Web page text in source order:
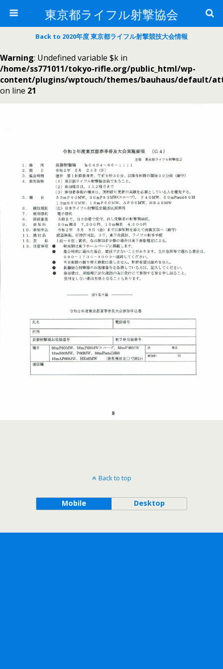
東京都ライフル射撃協会
Back to 2020年度 東京都ライフル射撃競技大会情報
Warning: Undefined variable $k in
/home/ss771011/tokyo-rifle.org/public_html/wp-
content/plugins/wptouch/themes/bauhaus/default/
on line 21
Back to top
Mobile Desktop